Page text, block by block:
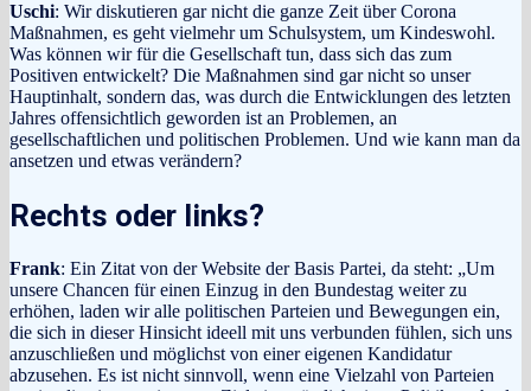
Uschi: Wir diskutieren gar nicht die ganze Zeit über Corona
Maßnahmen, es geht vielmehr um Schulsystem, um Kindeswohl.
Was können wir für die Gesellschaft tun, dass sich das zum
Positiven entwickelt? Die Maßnahmen sind gar nicht so unser
Hauptinhalt, sondern das, was durch die Entwicklungen des letzten
Jahres offensichtlich geworden ist an Problemen, an
gesellschaftlichen und politischen Problemen. Und wie kann man da
ansetzen und etwas verändern?
Rechts oder links?
Frank: Ein Zitat von der Website der Basis Partei, da steht: „Um
unsere Chancen für einen Einzug in den Bundestag weiter zu
erhöhen, laden wir alle politischen Parteien und Bewegungen ein,
die sich in dieser Hinsicht ideell mit uns verbunden fühlen, sich uns
anzuschließen und möglichst von einer eigenen Kandidatur
abzusehen. Es ist nicht sinnvoll, wenn eine Vielzahl von Parteien